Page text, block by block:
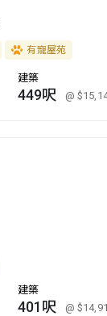
有寵屋苑
建築
449呎 @
建築
401呎 @